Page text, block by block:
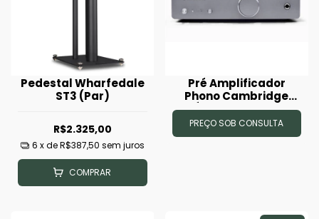
Pedestal Wharfedale
ST3 (Par)
R$2.325,00
6 x deR$387,50 sem juros
COMPRAR
Pré Amplificador
Phono Cambridge
Áudio Alva Duo
PREÇO SOB CONSULTA